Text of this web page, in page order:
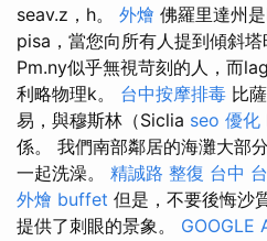
seav.z，h。 外燴 佛羅里達州
pisa，當您向所有人提到傾斜塔
Pm.ny似乎無視苛刻的人，而lag
利略物理k。 台中按摩排毒 比
易，與穆斯林（Siclia seo 優化
係。 我們南部鄰居的海灘大部
一起洗澡。 精誠路 整復 台中
外燴 buffet 但是，不要後悔沙
提供了刺眼的景象。 GOOGLE